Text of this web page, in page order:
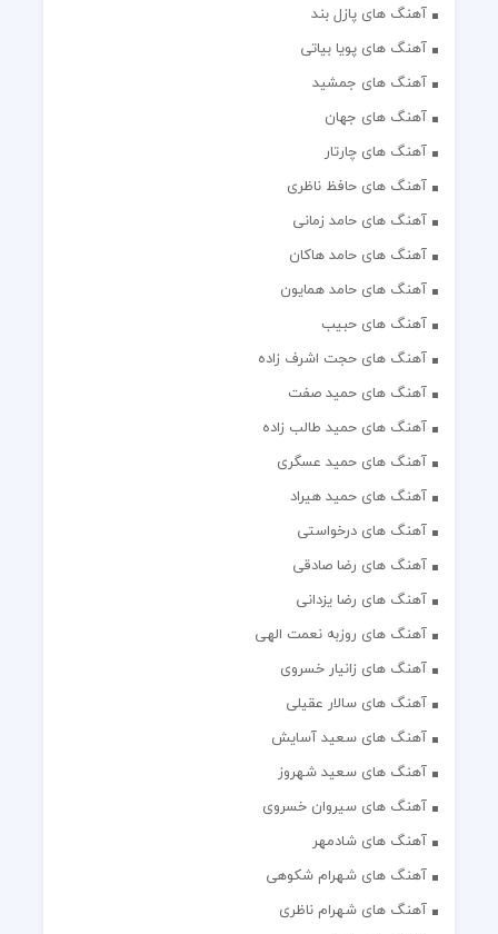
آهنگ های پازل بند
آهنگ های پویا بیاتی
آهنگ های جمشید
آهنگ های جهان
آهنگ های چارتار
آهنگ های حافظ ناظری
آهنگ های حامد زمانی
آهنگ های حامد هاکان
آهنگ های حامد همایون
آهنگ های حبیب
آهنگ های حجت اشرف زاده
آهنگ های حمید صفت
آهنگ های حمید طالب زاده
آهنگ های حمید عسگری
آهنگ های حمید هیراد
آهنگ های درخواستی
آهنگ های رضا صادقی
آهنگ های رضا یزدانی
آهنگ های روزبه نعمت الهی
آهنگ های زانیار خسروی
آهنگ های سالار عقیلی
آهنگ های سعید آسایش
آهنگ های سعید شهروز
آهنگ های سیروان خسروی
آهنگ های شادمهر
آهنگ های شهرام شکوهی
آهنگ های شهرام ناظری